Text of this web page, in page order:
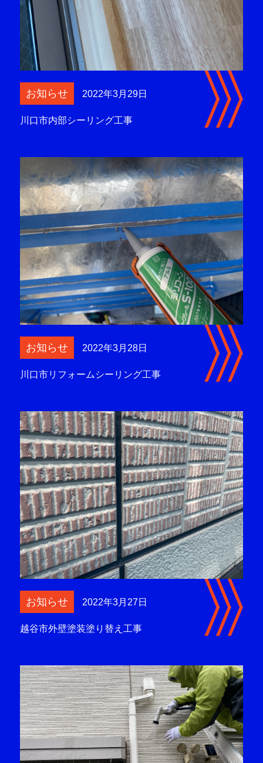
お知らせ 2022年3月29日
川口市内部シーリング工事
お知らせ 2022年3月28日
川口市リフォームシーリング工事
お知らせ 2022年3月27日
越谷市外壁塗装塗り替え工事